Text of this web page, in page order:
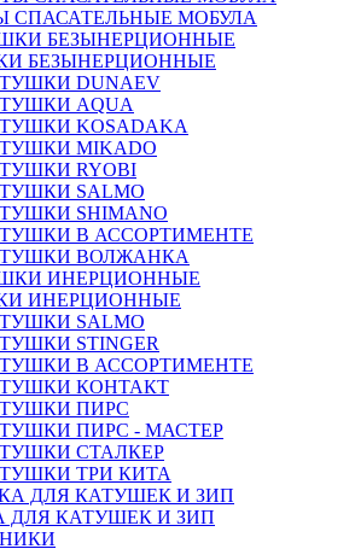
СПАСАТЕЛЬНЫЕ МОБУЛА
БЕЗЫНЕРЦИОННЫЕ
DUNAEV
AQUA
KOSADAKA
MIKADO
RYOBI
SALMO
SHIMANO
В АССОРТИМЕНТЕ
ВОЛЖАНКА
ИНЕРЦИОННЫЕ
SALMO
STINGER
В АССОРТИМЕНТЕ
КОНТАКТ
ПИРС
ПИРС - МАСТЕР
СТАЛКЕР
ТРИ КИТА
ДЛЯ КАТУШЕК И ЗИП